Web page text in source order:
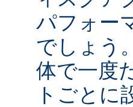
パフォー
でしょう
体で一度
トごとに